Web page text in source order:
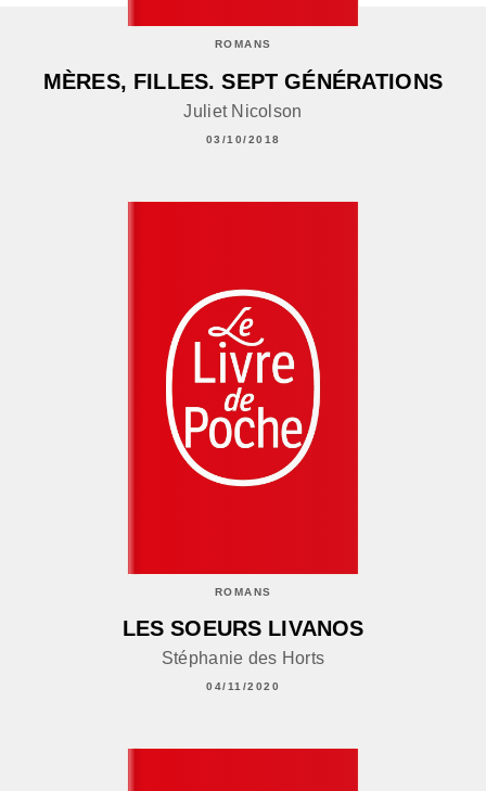
ROMANS
MÈRES, FILLES. SEPT GÉNÉRATIONS
Juliet Nicolson
03/10/2018
ROMANS
LES SOEURS LIVANOS
Stéphanie des Horts
04/11/2020